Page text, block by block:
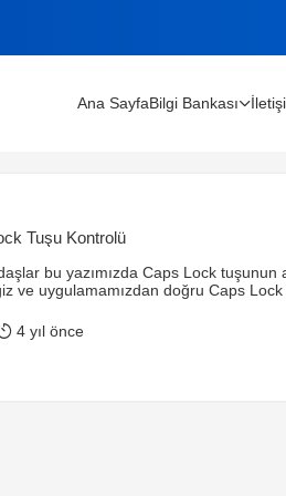
Rehberi (2026)
Ana SayfaBilgi Bankası
Tuşu Kontrolü
bu yazımızda Caps Lock tuşunun
ve uygulamamızdan doğru Caps Lock
form ekranımın tasarımı aşağıda ki
sonra projemize 1 adet kütüphane
4 yıl önce